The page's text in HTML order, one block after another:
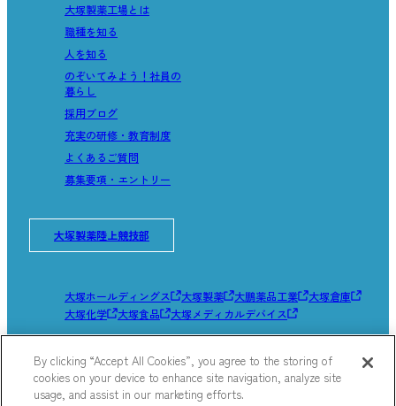
大塚製薬工場とは
職種を知る
人を知る
のぞいてみよう！社員の
暮らし
採用ブログ
充実の研修・教育制度
よくあるご質問
募集要項・エントリー
大塚製薬陸上競技部
大塚ホールディングス 大塚製薬 大鵬薬品工業
大塚倉庫
大塚化学
大塚食品 大塚メディカルデバイス
サイトマップ
サイトのご利用にあたって
個人情報の取り扱いについて
By clicking “Accept All Cookies”, you agree to the storing of
cookies on your device to enhance site navigation, analyze site
usage, and assist in our marketing efforts.